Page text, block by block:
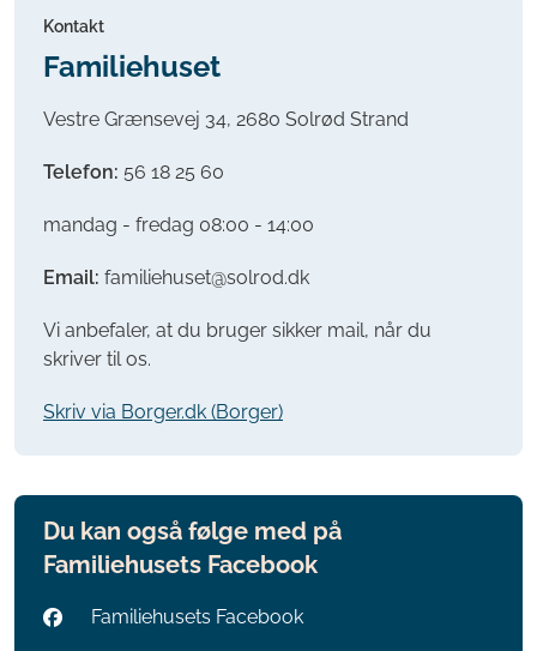
Kontakt
Familiehuset
Vestre Grænsevej 34, 2680 Solrød Strand
Telefon: 56 18 25 60
mandag - fredag 08:00 - 14:00
Email: familiehuset@solrod.dk
Vi anbefaler, at du bruger sikker mail, når du
skriver til os.
Skriv via Borger.dk (Borger)
Du kan også følge med på
Familiehusets Facebook
Familiehusets Facebook